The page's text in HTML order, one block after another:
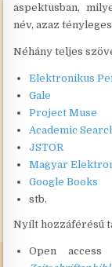
aspektusban,
név, azaz
Néhány teljes
Elektronikus
Gale
Project Muse
Academic
JSTOR
Magyar
Google Books
stb.
Nyílt hozzáférésű
Open